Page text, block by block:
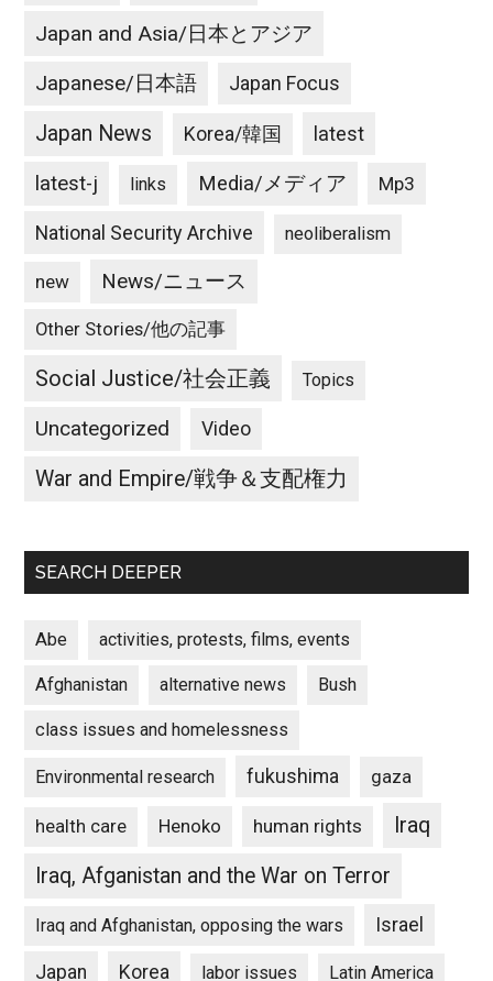
Japan and Asia/日本とアジア
Japanese/日本語 Japan Focus
Japan News Korea/韓国 latest
latest-j links Media/メディア Mp3
National Security Archive neoliberalism
new News/ニュース
Other Stories/他の記事
Social Justice/社会正義 Topics
Uncategorized Video
War and Empire/戦争＆支配権力
SEARCH DEEPER
Abe activities, protests, films, events
Afghanistan alternative news Bush
class issues and homelessness
Environmental research fukushima gaza
health care Henoko human rights
Iraq
Iraq, Afganistan and the War on Terror
Iraq and Afghanistan, opposing the wars Israel
Japan Korea labor issues Latin America